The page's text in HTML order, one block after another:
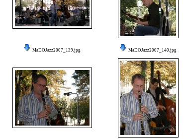
MaDOJazz2007_139.jpg MaDOJazz2007_140.jpg